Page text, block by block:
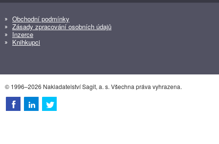
Obchodní podmínky
Zásady zpracování osobních údajů
Inzerce
Knihkupci
© 1996–2026 Nakladatelství Sagit, a. s. Všechna práva vyhrazena.